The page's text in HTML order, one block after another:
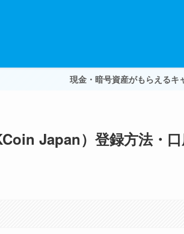
現金・暗号資産がもらえるキ
Japan）登録方法・